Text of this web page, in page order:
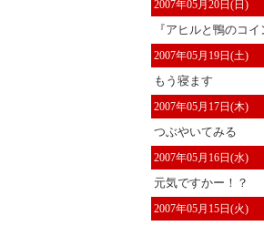
2007年05月20日(日)
『アヒルと鴨のコイ
2007年05月19日(土)
もう寝ます
2007年05月17日(木)
つぶやいてみる
2007年05月16日(水)
元気ですかー！？
2007年05月15日(火)